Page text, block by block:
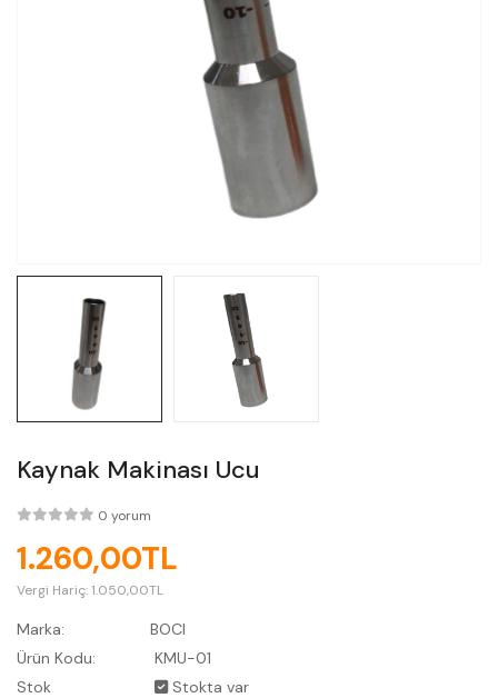
Kaynak Makinası Ucu
0 yorum
1.260,00TL
Vergi Hariç: 1.050,00TL
Marka:
BOCI
Ürün Kodu:
KMU-01
Stok
Stokta var